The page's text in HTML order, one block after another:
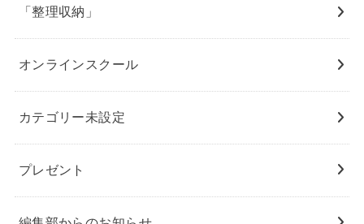
「整理収納」
オンラインスクール
カテゴリー未設定
プレゼント